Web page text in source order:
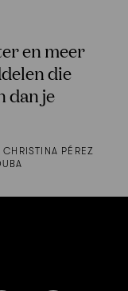
en meer
die
dan je
PÉREZ